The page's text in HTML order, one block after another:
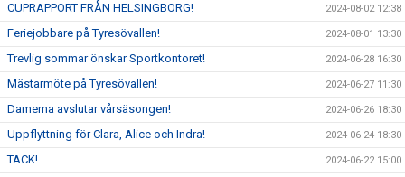
CUPRAPPORT FRÅN HELSINGBORG! 2024-08-02 12:38
Feriejobbare på Tyresövallen! 2024-08-01 13:30
Trevlig sommar önskar Sportkontoret! 2024-06-28 16:30
Mästarmöte på Tyresövallen! 2024-06-27 11:30
Damerna avslutar vårsäsongen! 2024-06-26 18:30
Uppflyttning för Clara, Alice och Indra! 2024-06-24 18:30
TACK! 2024-06-22 15:00